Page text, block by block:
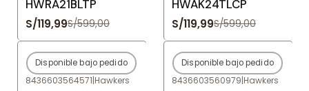
HWRA21BLTP
S/119,99S/599,00
HWAK24TLCP
S/119,99S/599,00
-80%OFF
Agotado
Disponible bajo pedido
8436603564571|Hawkers
-80%OFF
Agotado
Disponible bajo pedido
8436603560979|Hawkers